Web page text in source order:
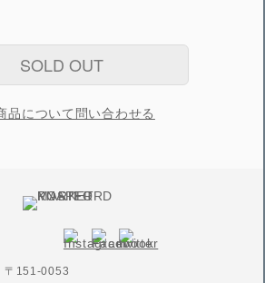
SOLD OUT
品について問い合わせる
〒151-0053